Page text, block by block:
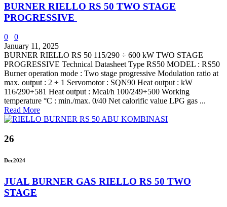
BURNER RIELLO RS 50 TWO STAGE
PROGRESSIVE
0
0
January 11, 2025
BURNER RIELLO RS 50 115/290 ÷ 600 kW TWO STAGE
PROGRESSIVE Technical Datasheet Type RS50 MODEL : RS50
Burner operation mode : Two stage progressive Modulation ratio at
max. output : 2 ÷ 1 Servomotor : SQN90 Heat output : kW
116/290÷581 Heat output : Mcal/h 100/249÷500 Working
temperature °C : min./max. 0/40 Net calorific value LPG gas ...
Read More
26
Dec2024
JUAL BURNER GAS RIELLO RS 50 TWO
STAGE